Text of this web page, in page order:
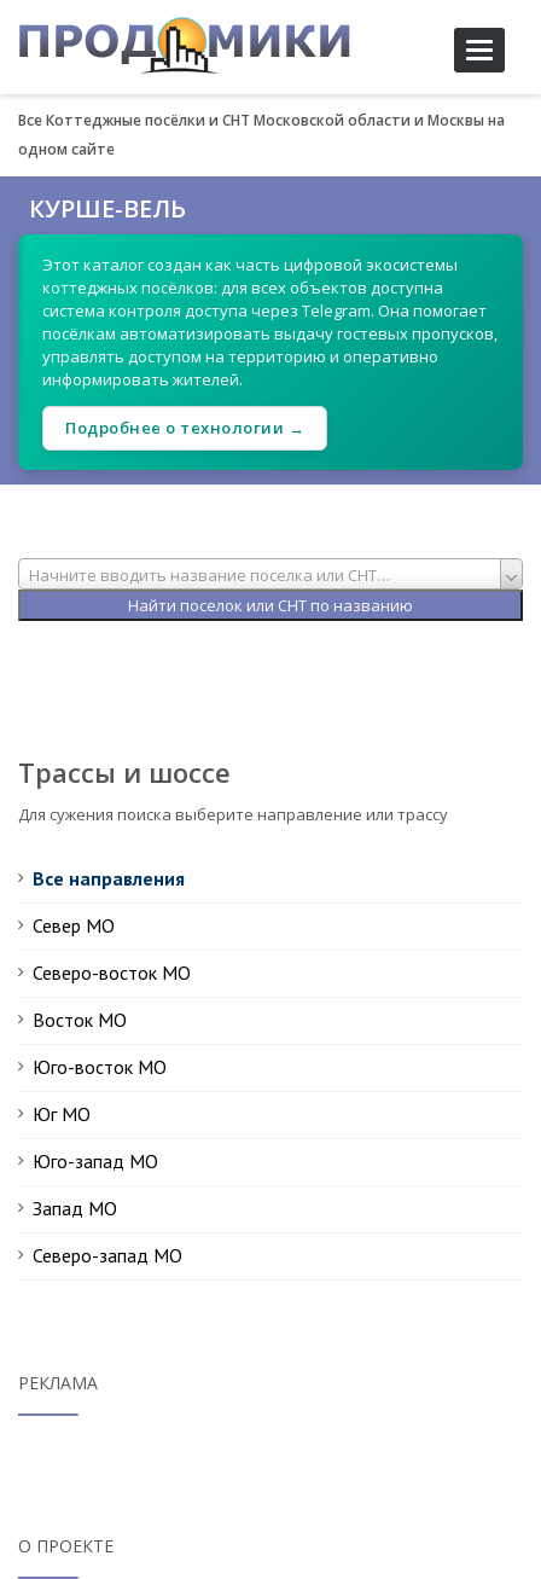
Toggle
Все Коттеджные посёлки и СНТ Московской области и Москвы на
одном сайте
КУРШЕ-ВЕЛЬ
Этот каталог создан как часть цифровой экосистемы
коттеджных посёлков: для всех объектов доступна
система контроля доступа через Telegram. Она помогает
посёлкам автоматизировать выдачу гостевых пропусков,
управлять доступом на территорию и оперативно
информировать жителей.
Подробнее о технологии →
Начните вводить название поселка или СНТ…
Трассы и шоссе
Для сужения поиска выберите направление или трассу
Все направления
Север МО
Северо-восток МО
Восток МО
Юго-восток МО
Юг МО
Юго-запад МО
Запад МО
Северо-запад МО
РЕКЛАМА
О ПРОЕКТЕ